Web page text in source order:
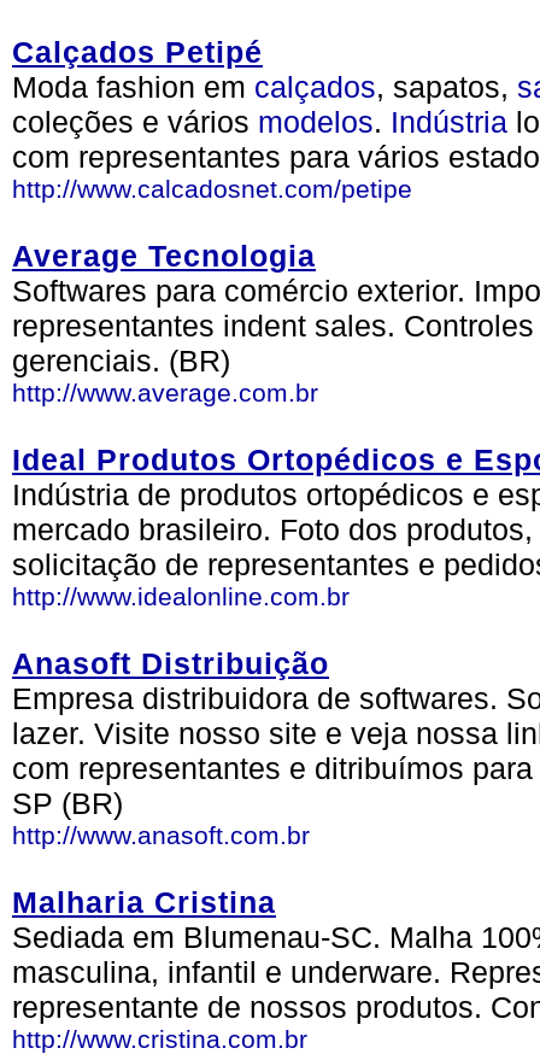
Calçados Petipé
Moda fashion em calçados, sapatos,
coleções e vários modelos. Indústria
com representantes para vários
http://www.calcadosnet.com/petipe
Average Tecnologia
Softwares para comércio exterior.
representantes indent sales.
gerenciais. (BR)
http://www.average.com.br
Ideal Produtos Ortopédicos e
Indústria de produtos ortopédicos e
mercado brasileiro. Foto dos
solicitação de representantes e
http://www.idealonline.com.br
Anasoft Distribuição
Empresa distribuidora de softwares.
lazer. Visite nosso site e veja nossa
com representantes e ditribuímos
SP (BR)
http://www.anasoft.com.br
Malharia Cristina
Sediada em Blumenau-SC. Malha
masculina, infantil e underware.
representante de nossos produtos.
http://www.cristina.com.br